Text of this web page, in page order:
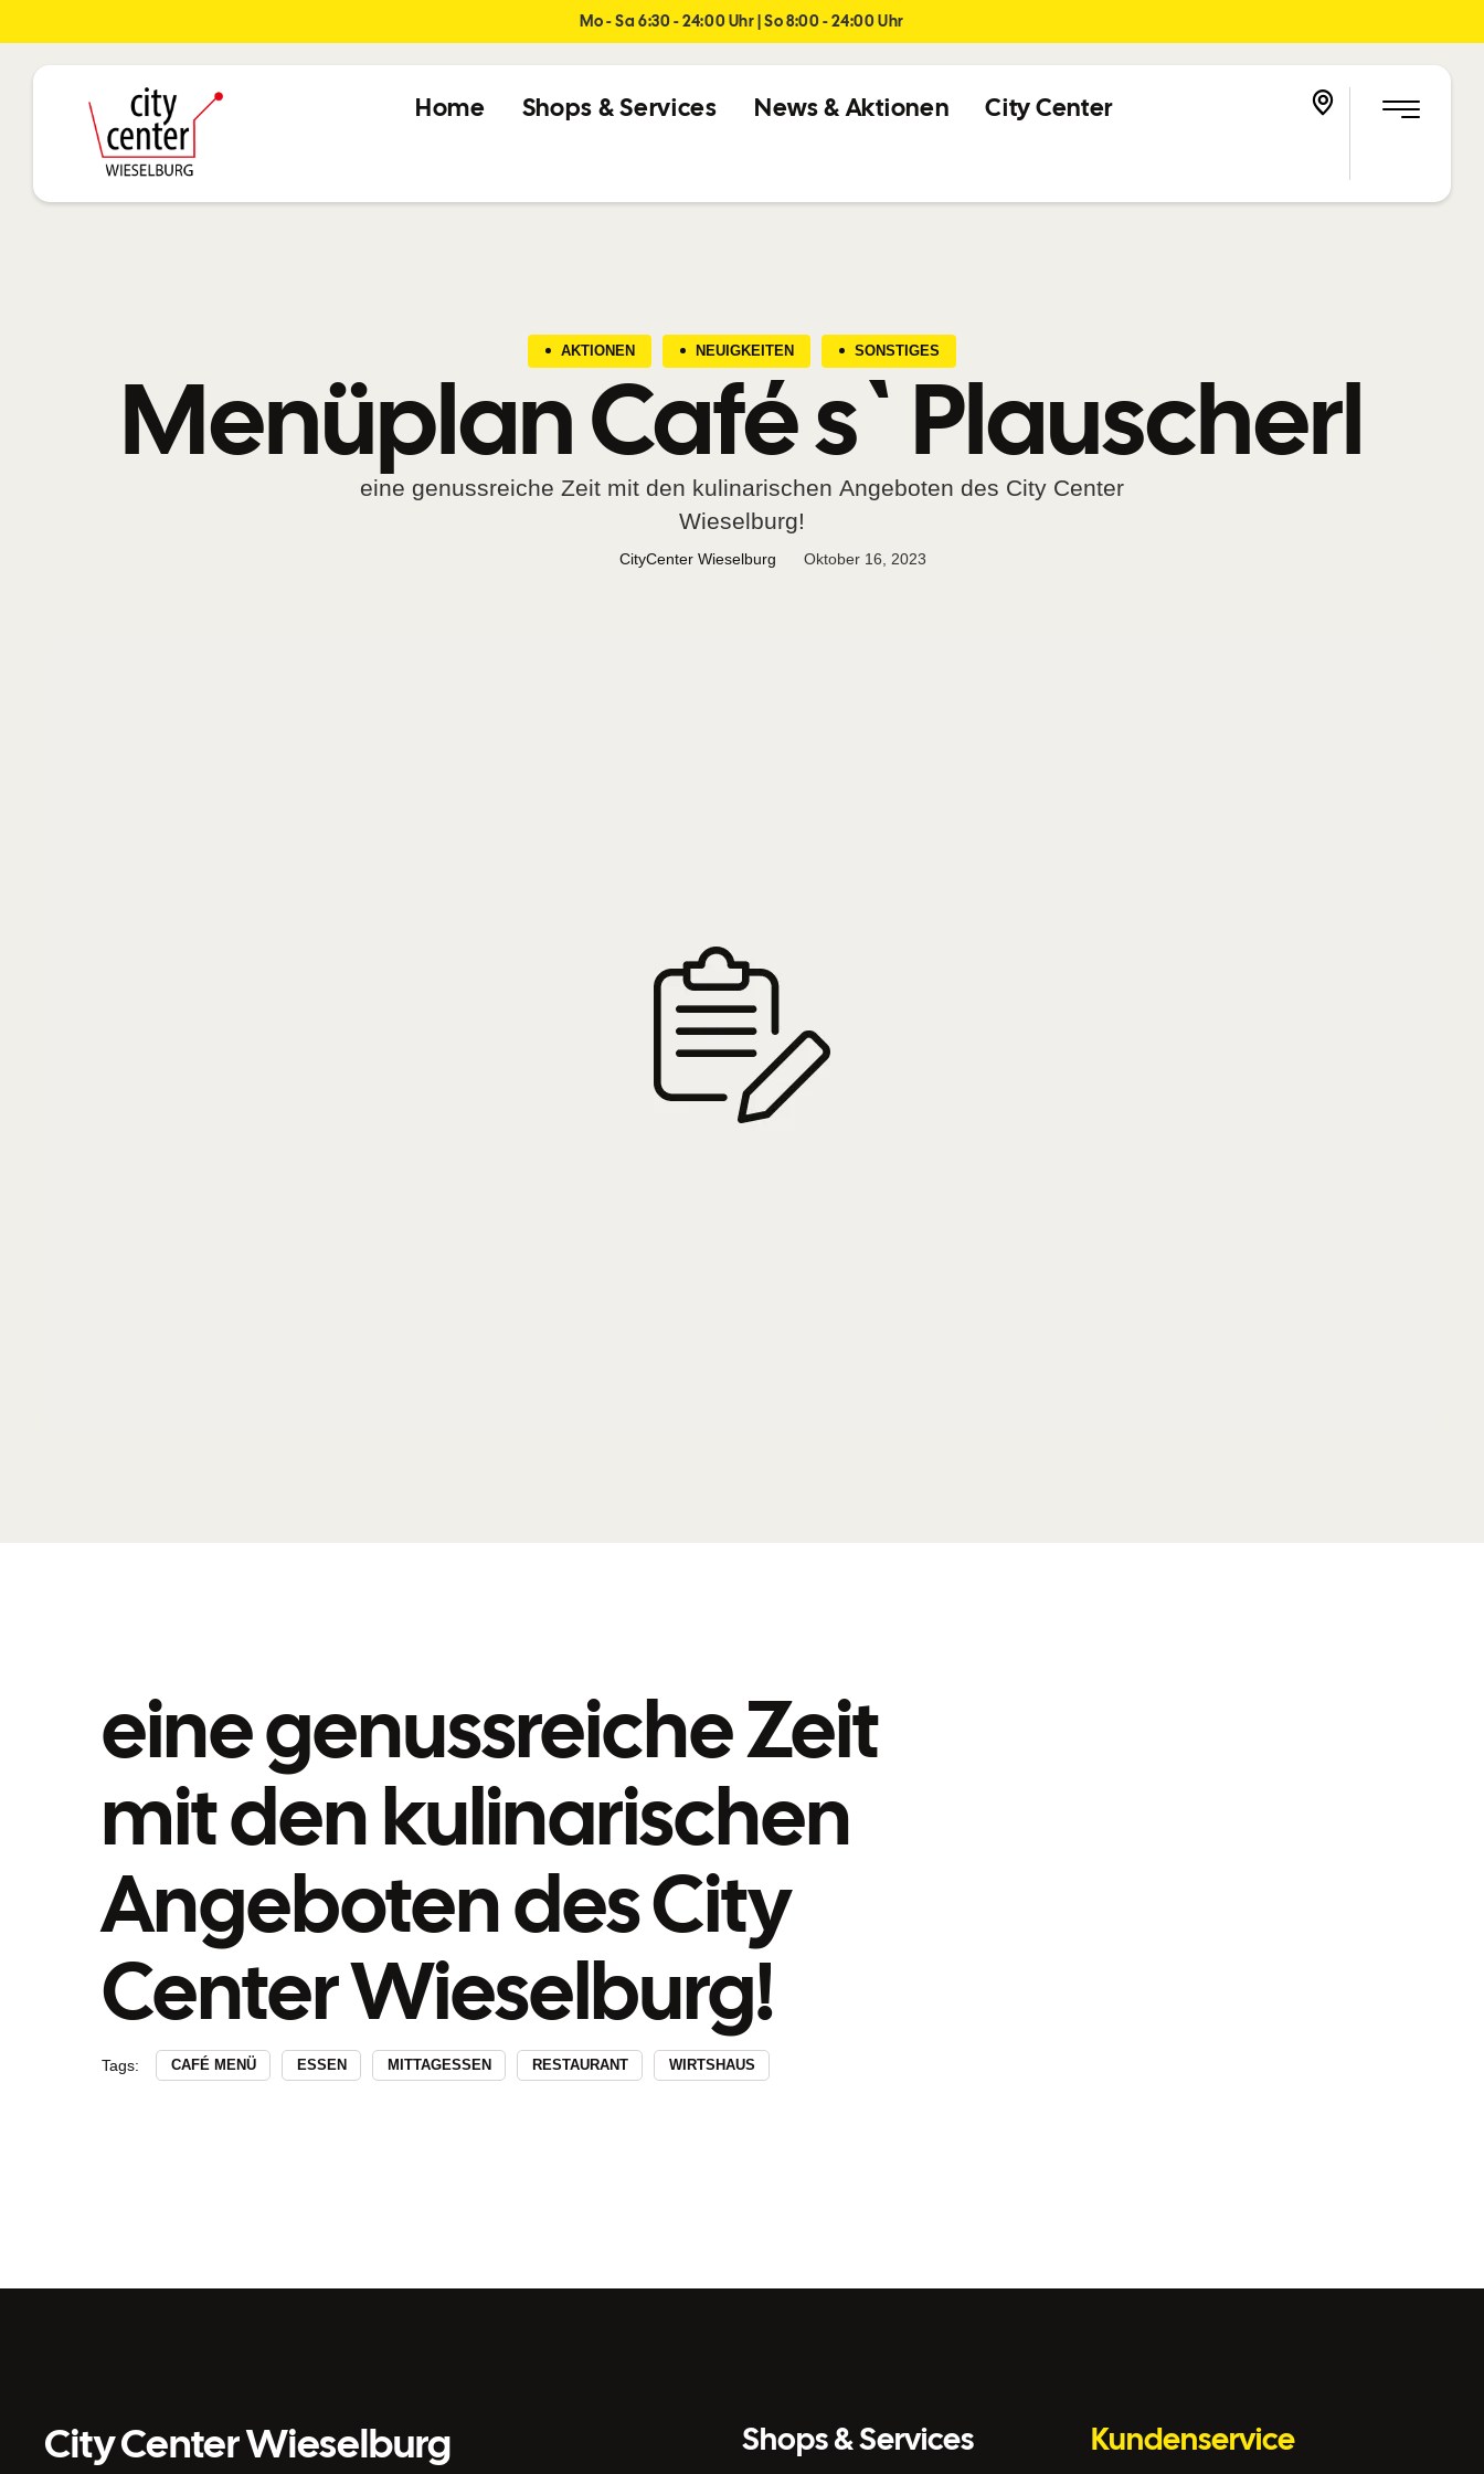
Mo - Sa 6:30 - 24:00 Uhr | So 8:00 - 24:00 Uhr
Home Shops & Services News & Aktionen City Center
AKTIONEN NEUIGKEITEN SONSTIGES
Menüplan Café s`Plauscherl
eine genussreiche Zeit mit den kulinarischen Angeboten des City Center
Wieselburg!
CityCenter Wieselburg Oktober 16, 2023
eine genussreiche Zeit
mit den kulinarischen
Angeboten des City
Center Wieselburg!
Tags: CAFÉ MENÜ ESSEN MITTAGESSEN RESTAURANT WIRTSHAUS
City Center Wieselburg Shops & Services Kundenservice